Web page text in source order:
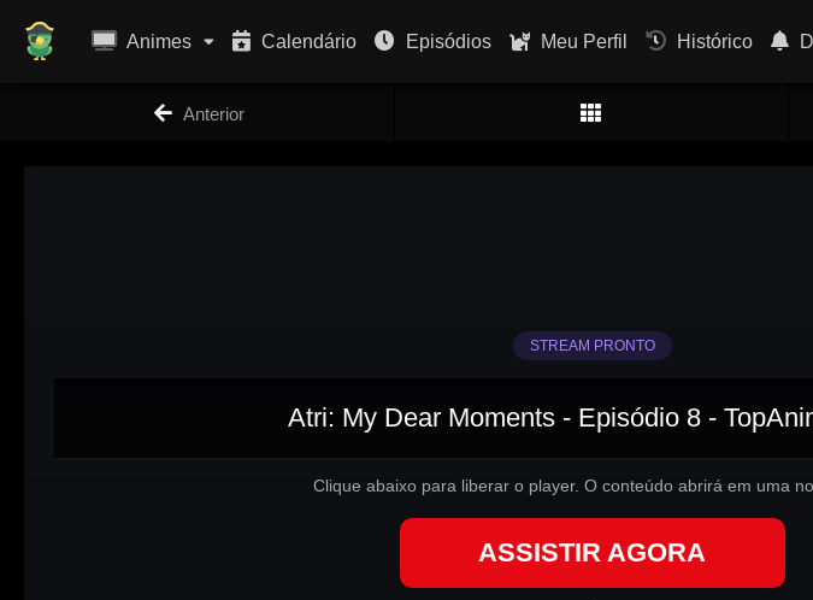
Animes Calendário Episódios Meu Perfil Histórico
Anterior
STREAM PRONTO
Atri: My Dear Moments - Episódio 8 -
Clique abaixo para liberar o player. O conteúdo abrirá em uma
ASSISTIR AGORA